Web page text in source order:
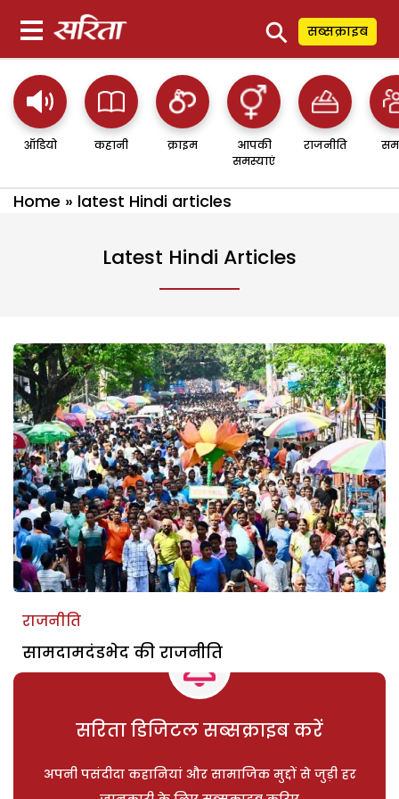
⚲ सब्सक्राइब
ऑडियो कहानी क्राइम
आपकी
समस्याएं
राजनीति
Home » latest Hindi articles
Latest Hindi Articles
राजनीति
सामदामदंडभेद की राजनीति
सरिता डिजिटल सब्सक्राइब करें
अपनी पसंदीदा कहानियां और सामाजिक मुद्दों से जुड़ी हर